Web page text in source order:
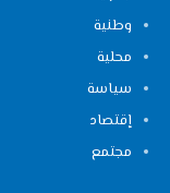
وطنية
محلية
سياسة
إقتصاد
مجتمع